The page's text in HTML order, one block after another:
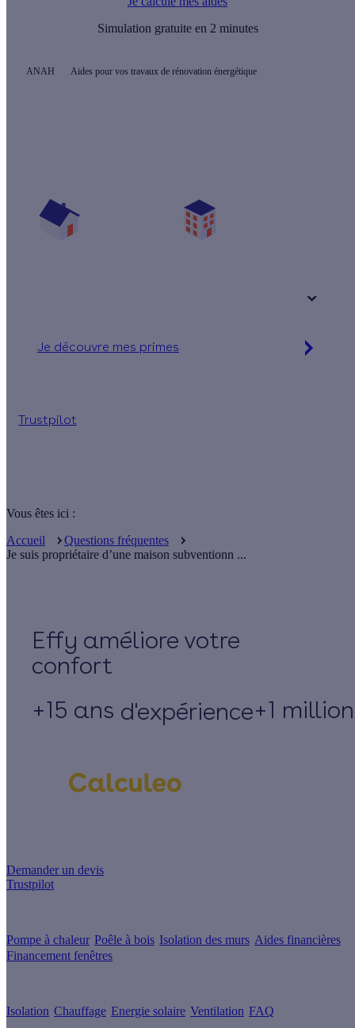
Simulation gratuite en 2 minutes
ANAH Aides pour vos travaux de rénovation énergétique
Je découvre mes primes
Trustpilot
Vous êtes ici :
Accueil
Questions fréquentes
Je suis propriétaire d’une maison subventionn ...
Effy
+15 ans d'expérience+1
Demander un devis
Trustpilot
Pompe à chaleur Poêle à bois Isolation des murs Aides financières
Financement fenêtres
Isolation Chauffage Energie solaire Ventilation FAQ